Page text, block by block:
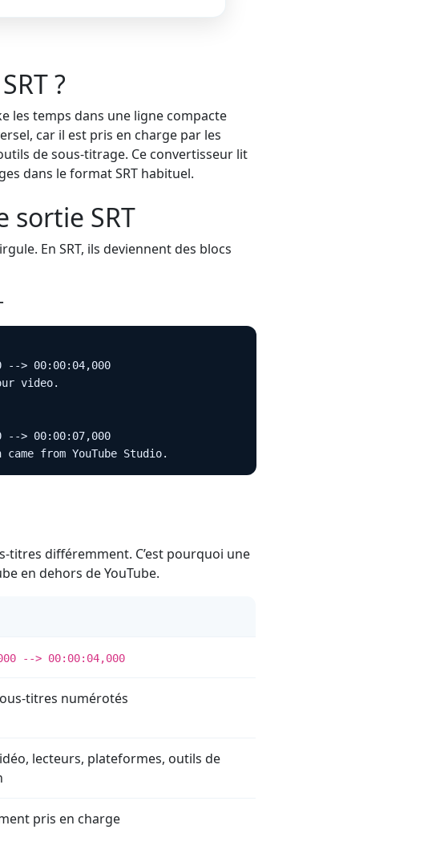
?
les temps dans une ligne compacte
car il est pris en charge par les
de sous-titrage. Ce convertisseur lit
dans le format SRT habituel.
sortie SRT
En SRT, ils deviennent des blocs
--> 00:00:04,000
video.
--> 00:00:07,000
from YouTube Studio.
différemment. C’est pourquoi une
en dehors de YouTube.
--> 00:00:04,000
titres numérotés
lecteurs, plateformes, outils de
pris en charge